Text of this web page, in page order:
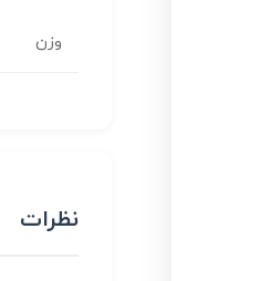
وزن
نظرات